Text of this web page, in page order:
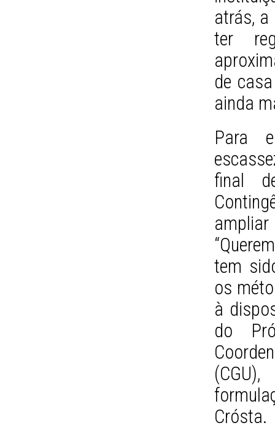
atrás,
ter
de
ainda
Para
final
tem
os
à
do
Crósta.